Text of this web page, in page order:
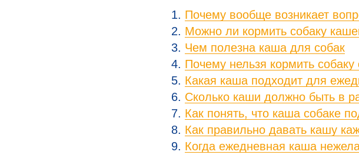
Почему вообще возникает
Можно ли кормить собаку
Чем полезна каша для собак
Почему нельзя кормить
Какая каша подходит для
Сколько каши должно быть в
Как понять, что каша собаке
Как правильно давать кашу
Когда ежедневная каша